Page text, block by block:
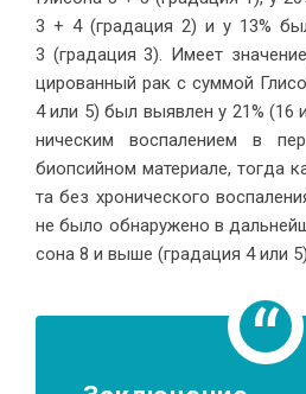
3 + 4 (гра­да­ция 2) и у 13%
3 (гра­да­ция 3). Име­ет
ци­ро­ван­ный рак с сум­мой
4 или 5) был вы­яв­лен у 21% (16
ни­че­ским вос­па­ле­ни­ем в
биоп­сий­ном ма­те­ри­а­ле, то­гда
та без хро­ни­че­ско­го
не бы­ло об­на­ру­же­но в
со­на 8 и вы­ше (гра­да­ция 4 или